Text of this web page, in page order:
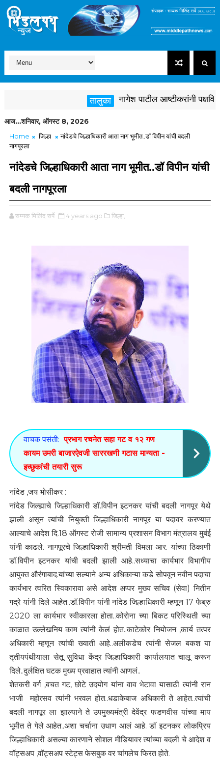
तालुका नागेश पाटील आष्टीकरांनी
आज...शनिवार, ऑगस्ट 8, 2026
Home जिल्हा
नांदेडचे जिल्हाधिकारी आता नाग भूमीत..डॉ विपीन यांची बदली
नागपूरला
नांदेडचे जिल्हाधिकारी आता नाग भूमीत..डॉ विपीन यांची
बदली नागपूरला
सम्यक मिलिंद सर्पे 4 years ago जिल्हा,
वाचक पसंती: प्रभाग रचनेत सहा गट व १२ गण
कायम उमरी बाजारऐवजी साररखणी गटास मान्यता -
इच्छुकांची तयारी सुरू
नांदेड ,जय भोसीकर :
नांदेड जिल्ह्याचे जिल्हाधिकारी डॉ.विपीन इटनकर यांची बदली नागपूर येथे
झाली असून त्यांची नियुक्ती जिल्हाधिकारी नागपूर या पदावर करण्यात
आल्याचे आदेश दि.18 ऑगस्ट रोजी सामान्य प्रशासन विभाग मंत्रालय मुबंई
यांनी काढले. नागपूरचे जिल्हाधिकारी श्रीमती विमला आर. यांच्या ठिकाणी
डॉ.विपीन इटनकर यांची बदली झाली आहे..सध्याचा कार्यभार विभागीय
आयुक्त औरंगाबाद.यांच्या सल्याने अन्य अधिकाऱ्या कडे सोपवून नवीन पदाचा
कार्यभार त्वरित स्विकारावा असे आदेश अप्पर मुख्य सचिव (सेवा) नितीन
गद्रे यांनी दिले आहेत..डॉ.विपीन यांनी नांदेड जिल्हाधिकारी म्हणून 17 फेब्रु
2020 ला कार्यभार स्वीकारला होता..कोरोना च्या बिकट परिस्थिती च्या
काळात उल्लेखनिय काम त्यांनी केलं होत..काटेकोर नियोजन ,कार्य तत्पर
अधिकारी म्हणून त्यांची ख्याती आहे..अलीकडेच त्यांनी सेजल बकश या
तृतीयपंथीयाला सेतू सुविधा केंद्र जिल्हाधिकारी कार्यालयात चालू करून
दिले..दुर्लक्षित घटक मुख्य प्रवाहात त्यांनी आणलं..
शेतकरी वर्ग ,बचत गट, छोटे उदयोग यांना वाव भेटावा यासाठी त्यांनी रान
भाजी महोत्सव त्यांनी भरवल होत..धडाकेबाज अधिकारी ते आहेत..त्यांची
बदली नागपूर ला झाल्याने ते उपमुख्यमंत्री देवेंद्र फडणवीस यांच्या माय
भूमीत ते गेले आहेत..अशा चर्चाना उधाण आलं आहे. डॉ इटनकर लोकप्रिय
जिल्हाधिकारी असल्या कारणाने सोशल मीडियावर त्यांच्या बदली चे आदेश व
वॉट्सअप ,वॉट्सअप स्टेट्स फेसबुक वर चांगलेच फिरत होते.